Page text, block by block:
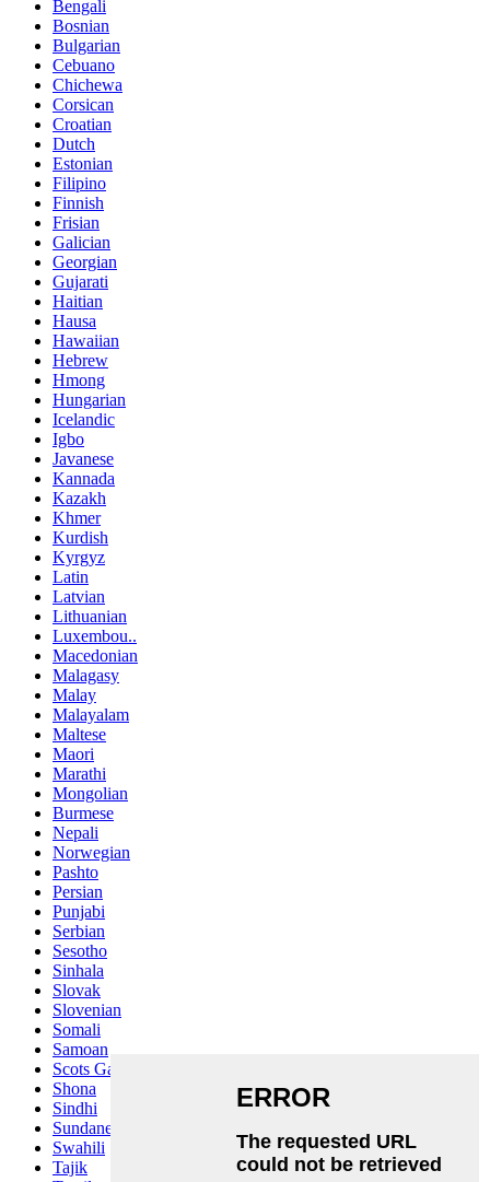
Bengali
Bosnian
Bulgarian
Cebuano
Chichewa
Corsican
Croatian
Dutch
Estonian
Filipino
Finnish
Frisian
Galician
Georgian
Gujarati
Haitian
Hausa
Hawaiian
Hebrew
Hmong
Hungarian
Icelandic
Igbo
Javanese
Kannada
Kazakh
Khmer
Kurdish
Kyrgyz
Latin
Latvian
Lithuanian
Luxembou..
Macedonian
Malagasy
Malay
Malayalam
Maltese
Maori
Marathi
Mongolian
Burmese
Nepali
Norwegian
Pashto
Persian
Punjabi
Serbian
Sesotho
Sinhala
Slovak
Slovenian
Somali
Samoan
Scots Gaelic
Shona
Sindhi
Sundanese
Swahili
Tajik